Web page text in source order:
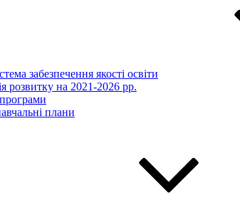
забезпечення якості освіти
розвитку на 2021-2026 рр.
плани